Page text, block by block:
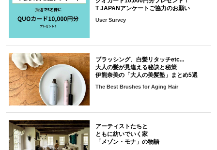
T JAPANアンケートご協力のお願い
User Survey
ブラッシング、白髪リタッチetc...
大人の髪が見違える秘訣と秘策
伊熊奈美の「大人の美髪塾」まとめ5選
The Best Brushes for Aging Hair
アーティストたちと
ともに紡いでいく家
「メゾン・モナ」の物語